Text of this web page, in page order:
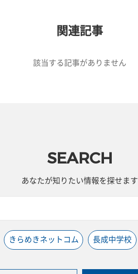
関連記事
該当する記事がありません
SEARCH
あなたが知りたい情報を探せます
きらめきネットコム 長成中学校